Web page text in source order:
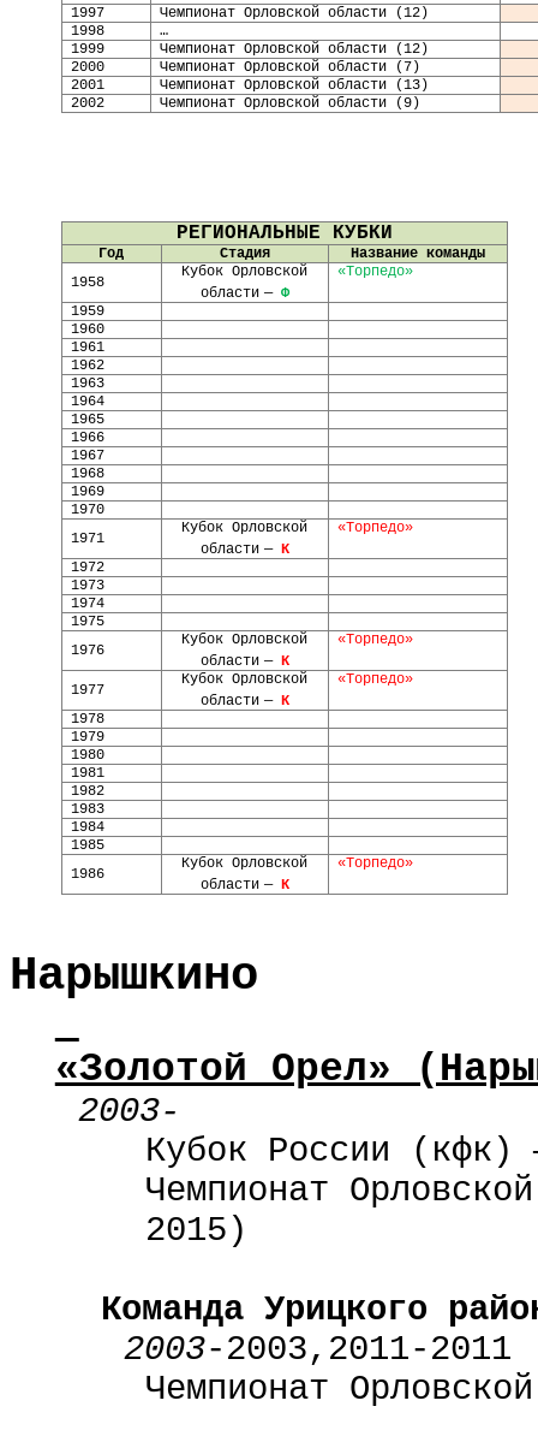
1997
Чемпионат Орловской области (12)
1998
…
1999
Чемпионат Орловской области (12)
2000
Чемпионат Орловской области (7)
2001
Чемпионат Орловской области (13)
2002
Чемпионат Орловской области (9)
РЕГИОНАЛЬНЫЕ КУБКИ
Год Стадия
Название команды
1958
Кубок Орловской
области — Ф
«Торпедо»
1959
1960
1961
1962
1963
1964
1965
1966
1967
1968
1969
1970
1971
Кубок Орловской
области — К
«Торпедо»
1972
1973
1974
1975
1976
Кубок Орловской
области — К
«Торпедо»
1977
Кубок Орловской
области — К
«Торпедо»
1978
1979
1980
1981
1982
1983
1984
1985
1986
Кубок Орловской
области — К
«Торпедо»
Нарышкино
«Золотой Орел»
2003-
Кубок России
Чемпионат
2015)
Команда Урицкого
2003-2003,2011-2011
Чемпионат